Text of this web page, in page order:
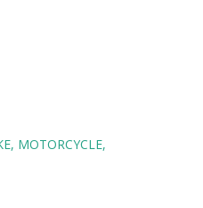
MOTORCYCLE